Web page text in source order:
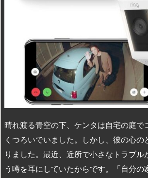
晴れ渡る青空の下、ケンタは自宅の庭で
くつろいでいました。しかし、彼の心の
りました。最近、近所で小さなトラブル
う噂を耳にしていたからです。「自分の